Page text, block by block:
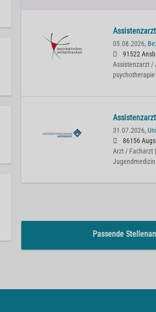
05.08.2026,
91522
Assistenzarzt /
psychotherapie
31.07.2026,
86156
Arzt / Facharzt
Passende